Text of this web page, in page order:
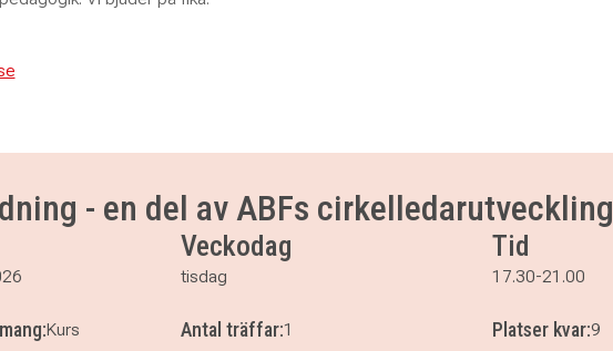
- en del av ABFs cirkelledarutveckling
Veckodag
tisdag
Tid
17.30-21.00
Kurs Antal träffar:1 Platser kvar:9